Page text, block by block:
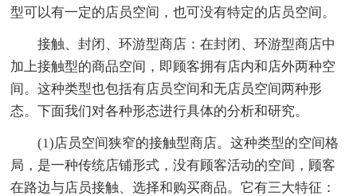
型可以有一定的店员空间，也可没有特定的店员空间。
接触、封闭、环游型商店：在封闭、环游型商店中
加上接触型的商品空间，即顾客拥有店内和店外两种空
间。这种类型也包括有店员空间和无店员空间两种形
态。下面我们对各种形态进行具体的分析和研究。
(1)店员空间狭窄的接触型商店。这种类型的空间格
局，是一种传统店铺形式，没有顾客活动的空间，顾客
在路边与店员接触、选择和购买商品。它有三大特征：